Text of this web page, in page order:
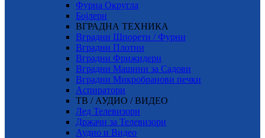
Фурна Округла
Бојлери
ВГРАДНА ТЕХНИКА
Вградни Шпорети / Фурни
Вградни Плотни
Вградни Фрижидери
Вградни Машини за Садови
Вградни Микробранови печки
Аспиратори
ТВ / АУДИО / ВИДЕО
Лед Телевизори
Држачи за Телевизори
Аудио и Видео